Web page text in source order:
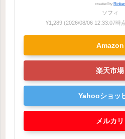
created by Rinker
ソフィ
¥1,289 (2026/08/06 12:33:07時
Amazon
楽天市場
Yahooショッ
メルカリ